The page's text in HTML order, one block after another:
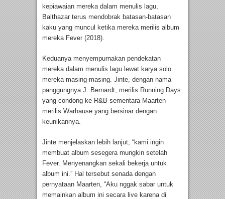
kepiawaian mereka dalam menulis lagu,
Balthazar terus mendobrak batasan-batasan
kaku yang muncul ketika mereka merilis album
mereka Fever (2018).
Keduanya menyempurnakan pendekatan
mereka dalam menulis lagu lewat karya solo
mereka masing-masing. Jinte, dengan nama
panggungnya J. Bernardt, merilis Running Days
yang condong ke R&B sementara Maarten
merilis Warhause yang bersinar dengan
keunikannya.
Jinte menjelaskan lebih lanjut, “kami ingin
membuat album sesegera mungkin setelah
Fever. Menyenangkan sekali bekerja untuk
album ini.” Hal tersebut senada dengan
pernyataan Maarten, “Aku nggak sabar untuk
memainkan album ini secara live karena di